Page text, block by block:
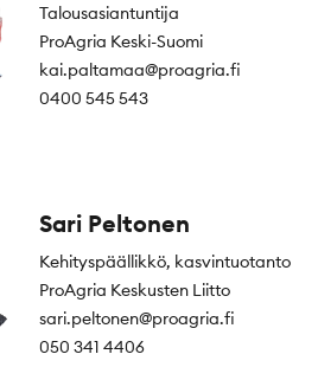
Talousasiantuntija
ProAgria Keski-Suomi
kai.paltamaa@proagria.fi
0400 545 543
Sari Peltonen
Kehityspäällikkö, kasvintuotanto
ProAgria Keskusten Liitto
sari.peltonen@proagria.fi
050 341 4406